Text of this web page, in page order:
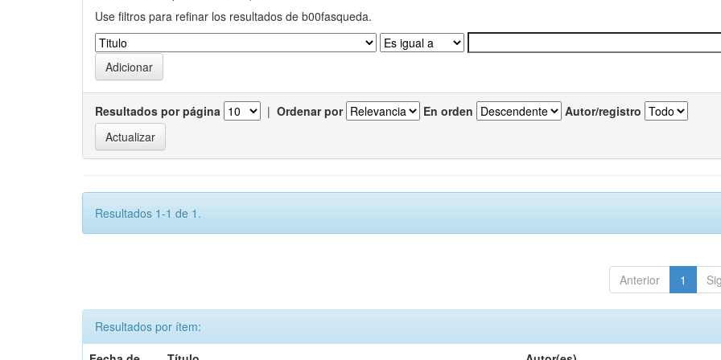
Use filtros para refinar los resultados de b00fasqueda.
Resultados por página | Ordenar por En orden Autor/registro
Resultados 1-1 de 1.
Anterior 1
Resultados por ítem: